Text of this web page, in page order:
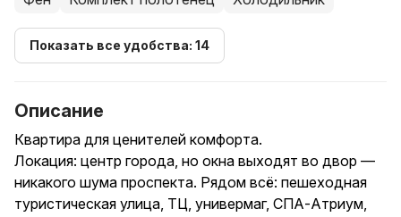
Показать все удобства: 14
Описание
Квартира для ценителей комфорта.
Локация: центр города, но окна выходят во двор —
никакого шума проспекта. Рядом всё: пешеходная
туристическая улица, ТЦ, универмаг, СПА-Атриум,